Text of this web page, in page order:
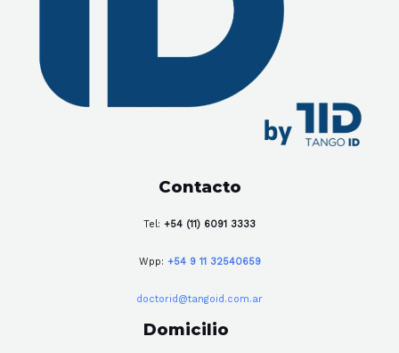
Contacto
Tel: +54 (11) 6091 3333
Wpp: +54 9 11 32540659
doctorid@tangoid.com.ar
Domicilio